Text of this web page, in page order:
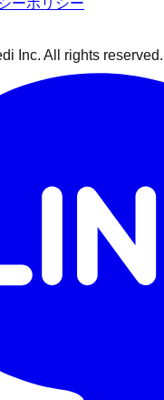
ーポリシー
Inc. All rights reserved.